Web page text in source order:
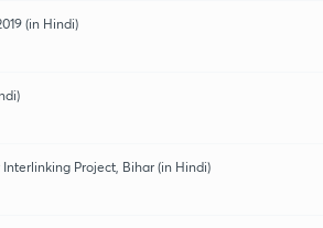
(in Hindi)
Project, Bihar (in Hindi)